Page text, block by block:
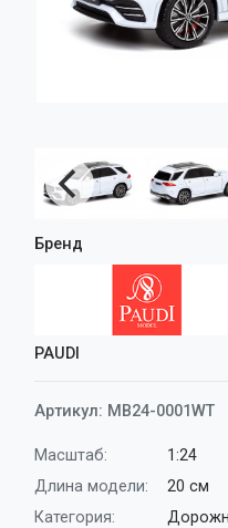
Бренд
PAUDI
Артикул: MB24-0001WT
Масштаб:
1:24
Длина модели:
20 см
Категория:
Спецтранспорт
Поезда
Помощь